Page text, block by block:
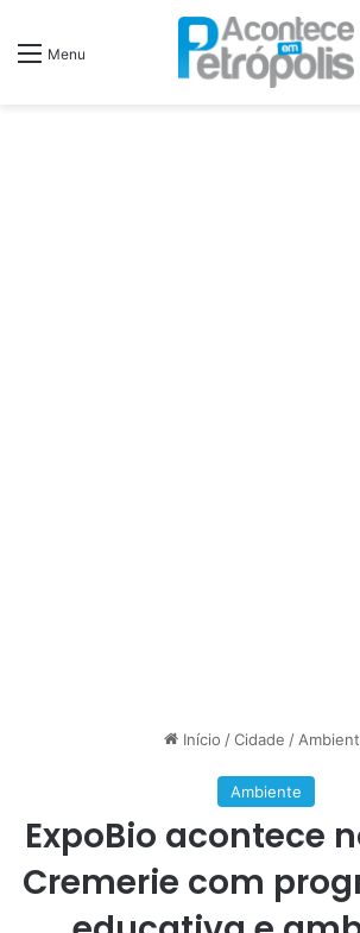
Menu
Início / Cidade /
Ambiente
ExpoBio acontece
Cremerie com